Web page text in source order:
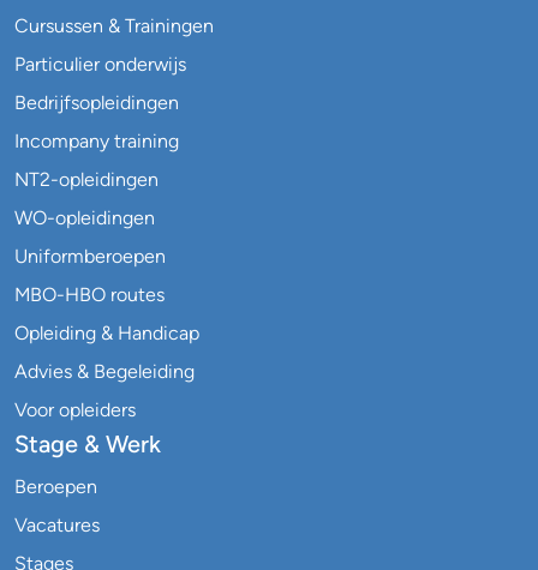
Cursussen & Trainingen
Particulier onderwijs
Bedrijfsopleidingen
Incompany training
NT2-opleidingen
WO-opleidingen
Uniformberoepen
MBO-HBO routes
Opleiding & Handicap
Advies & Begeleiding
Voor opleiders
Stage & Werk
Beroepen
Vacatures
Stages